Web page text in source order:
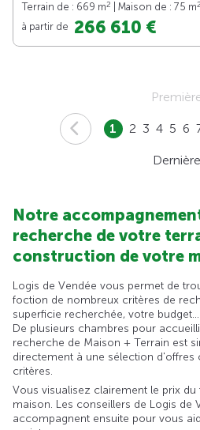
Terrain de : 669 m2 | Maison de : 75 m2
à partir de 266 610 €
1 2 3 4 5 6
Dernière
Notre
recherche de votre
construction de votre
Logis de Vendée vous permet de
foction de nombreux critères de
superficie recherchée, votre
De plusieurs chambres pour
recherche de Maison + Terrain est
directement à une sélection d'offres
critères.
Vous visualisez clairement le prix
maison. Les conseillers de Logis de
accompagnent ensuite pour vous